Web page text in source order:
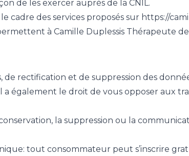
de les exercer auprès de la CNIL.
cadre des services proposés sur https://
à Camille Duplessis Thérapeute
de rectification et de suppression des
également le droit de vous opposer aux
la suppression ou la
tout consommateur peut s’inscrire